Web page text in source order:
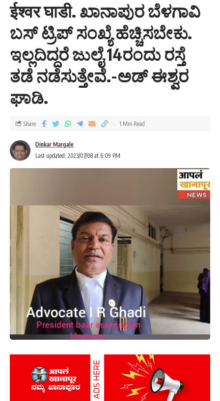
ईश्वर घाडी. ಖಾನಾಪುರ ಬೆಳಗಾವಿ
ಬಸ್ ಟ್ರಿಪ್ ಸಂಖ್ಯೆ ಹೆಚ್ಚಿಸಬೇಕು.
ಇಲ್ಲದಿದ್ದರೆ ಜುಲೈ 14ರಂದು ರಸ್ತೆ
ತಡೆ ನಡೆಸುತ್ತೇವೆ.-ಅಡ್ ಈಶ್ವರ
ಘಾಡಿ.
Last updated: 2023/07/08 at 6:09 PM
Dinkar Margale
Share 1 Min Read